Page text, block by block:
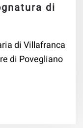
di
di Villafranca
di Povegliano